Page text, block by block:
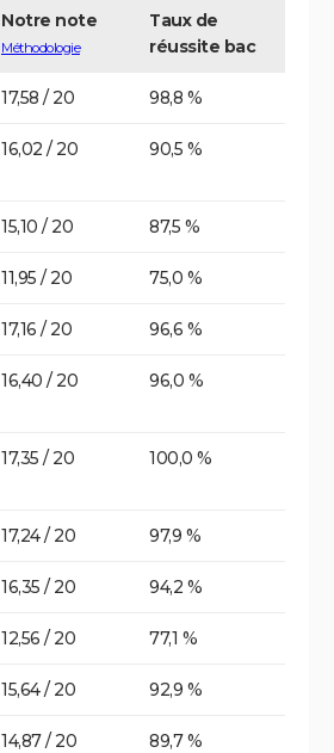
Notre note
Méthodologie
Taux de
réussite bac
17,58 / 20 98,8 %
16,02 / 20 90,5 %
15,10 / 20 87,5 %
11,95 / 20 75,0 %
17,16 / 20 96,6 %
16,40 / 20 96,0 %
17,35 / 20 100,0 %
17,24 / 20 97,9 %
16,35 / 20 94,2 %
12,56 / 20 77,1 %
15,64 / 20 92,9 %
14,87 / 20 89,7 %